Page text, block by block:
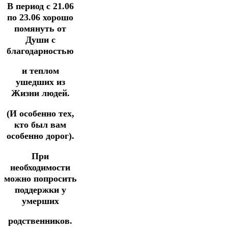
В период с 21.06
по 23.06 хорошо
помянуть от
Души с
благодарностью
и теплом
ушедших из
Жизни людей.
(И особенно тех,
кто был вам
особенно дорог).
При
необходимости
можно попросить
поддержки у
умерших
родственников.